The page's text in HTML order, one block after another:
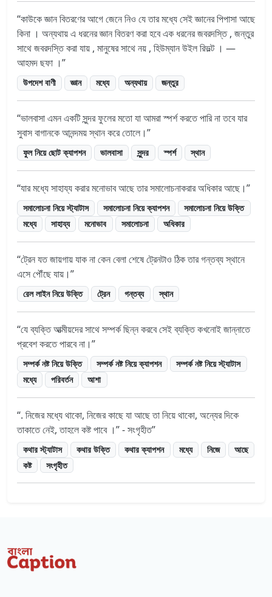
কাউকে জ্ঞান বিতরণের আগে জেনে নিও যে তার মধ্যে সেই জ্ঞানের পিপাসা আছে
কিনা । অন্যথায় এ ধরনের জ্ঞান বিতরণ করা হবে এক ধরনের জবরদস্তি , জন্তুর
সাথে জবরদস্তি করা যায় , মানুষের সাথে নয় , হিউম্যান উইল রিভল্ট । —
আহমদ ছফা ।
উপদেশ বাণী জ্ঞান মধ্যে অন্যথায় জন্তুর
ভালবাসা এমন একটি সুন্দর ফুলের মতো যা আমরা স্পর্শ করতে পারি না তবে যার
সুবাস বাগানকে আনন্দময় স্থান করে তোলে।
ফুল নিয়ে ছোট ক্যাপশন ভালবাসা সুন্দর স্পর্শ স্থান
যার মধ্যে সাহায্য করার মনোভাব আছে তার সমালোচনাকরার অধিকার আছে।
সমালোচনা নিয়ে স্ট্যাটাস সমালোচনা নিয়ে ক্যাপশন
সমালোচনা নিয়ে উক্তি
মধ্যে
সাহায্য মনোভাব সমালোচনা অধিকার
ট্রেন যত জায়গায় যাক না কেন বেলা শেষে ট্রেনটাও ঠিক তার গন্তব্য স্থানে
এসে পৌঁছে যায়।
রেল লাইন নিয়ে উক্তি ট্রেন গন্তব্য স্থান
যে ব্যক্তি আত্মীয়দের সাথে সম্পর্ক ছিন্ন করবে সেই ব্যক্তি কখনোই জান্নাতে
প্রবেশ করতে পারবে না।
সম্পর্ক নষ্ট নিয়ে উক্তি সম্পর্ক নষ্ট নিয়ে ক্যাপশন
সম্পর্ক নষ্ট নিয়ে স্ট্যাটাস
মধ্যে
পরিবর্তন আশা
. নিজের মধ্যে থাকো, নিজের কাছে যা আছে তা নিয়ে থাকো, অন্যের দিকে
তাকাতে নেই, তাহলে কষ্ট পাবে ।” - সংগৃহীত
কথার স্ট্যাটাস কথার উক্তি কথার ক্যাপশন মধ্যে নিজে
আছে
কষ্ট
সংগৃহীত